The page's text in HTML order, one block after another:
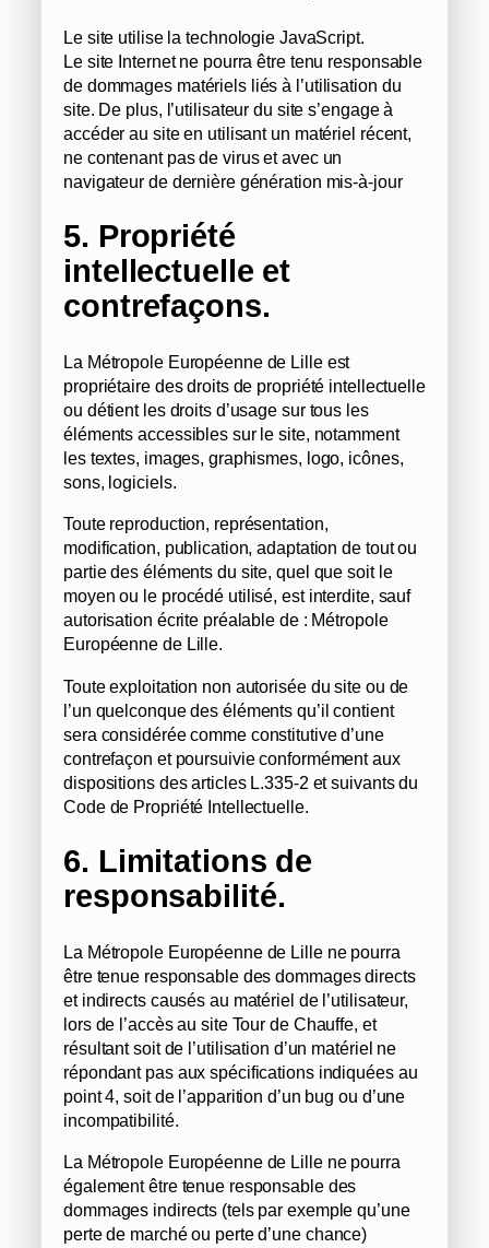
Le site utilise la technologie JavaScript.
Le site Internet ne pourra être tenu responsable
de dommages matériels liés à l’utilisation du
site. De plus, l’utilisateur du site s’engage à
accéder au site en utilisant un matériel récent,
ne contenant pas de virus et avec un
navigateur de dernière génération mis-à-jour
5. Propriété
intellectuelle et
contrefaçons.
La Métropole Européenne de Lille est
propriétaire des droits de propriété intellectuelle
ou détient les droits d’usage sur tous les
éléments accessibles sur le site, notamment
les textes, images, graphismes, logo, icônes,
sons, logiciels.
Toute reproduction, représentation,
modification, publication, adaptation de tout ou
partie des éléments du site, quel que soit le
moyen ou le procédé utilisé, est interdite, sauf
autorisation écrite préalable de : Métropole
Européenne de Lille.
Toute exploitation non autorisée du site ou de
l’un quelconque des éléments qu’il contient
sera considérée comme constitutive d’une
contrefaçon et poursuivie conformément aux
dispositions des articles L.335-2 et suivants du
Code de Propriété Intellectuelle.
6. Limitations de
responsabilité.
La Métropole Européenne de Lille ne pourra
être tenue responsable des dommages directs
et indirects causés au matériel de l’utilisateur,
lors de l’accès au site Tour de Chauffe, et
résultant soit de l’utilisation d’un matériel ne
répondant pas aux spécifications indiquées au
point 4, soit de l’apparition d’un bug ou d’une
incompatibilité.
La Métropole Européenne de Lille ne pourra
également être tenue responsable des
dommages indirects (tels par exemple qu’une
perte de marché ou perte d’une chance)